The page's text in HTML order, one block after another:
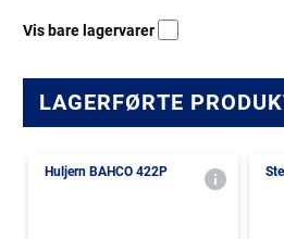
Vis bare lagervarer
LAGERFØRTE
Huljern BAHCO 422P